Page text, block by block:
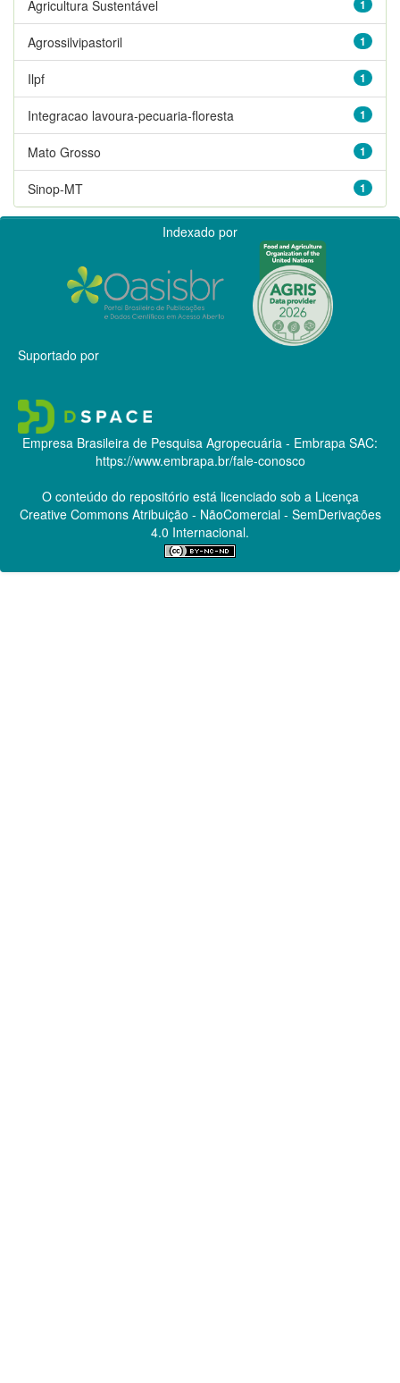
1
Agricultura Sustentável
1
Agrossilvipastoril
1
Ilpf
1
Integracao lavoura-pecuaria-floresta
1
Mato Grosso
1
Sinop-MT
Indexado por
Suportado por
Empresa Brasileira de Pesquisa Agropecuária - Embrapa SAC:
https://www.embrapa.br/fale-conosco
O conteúdo do repositório está licenciado sob a Licença
Creative CommonsAtribuição - NãoComercial - SemDerivações
4.0 Internacional.